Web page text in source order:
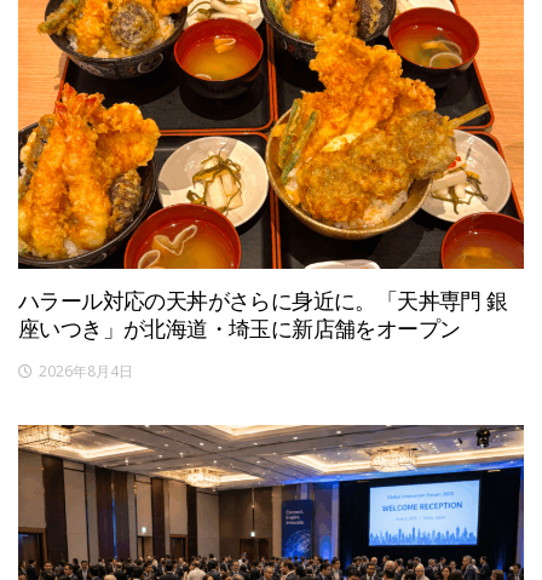
ハラール対応の天丼がさらに身近に。「天丼専門 銀
座いつき」が北海道・埼玉に新店舗をオープン
2026年8月4日